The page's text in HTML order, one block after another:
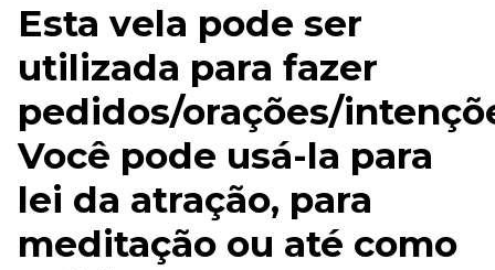
Esta vela pode ser
utilizada para fazer
pedidos/orações/
Você pode usá-la para
lei da atração, para
meditação ou até como